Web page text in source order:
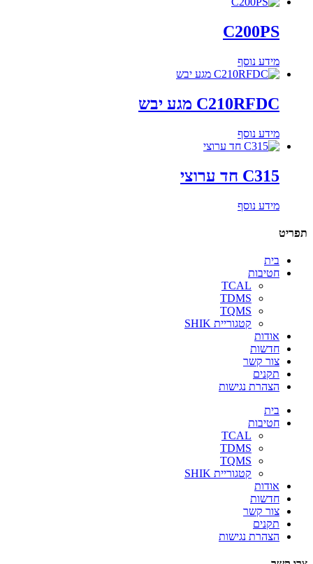
C200PS
מידע נוסף
C210RFDC מגע יבש
מידע נוסף
C315 חד ערוצי
מידע נוסף
תפריט
בית
חטיבות
TCAL
TDMS
TQMS
קטגוריית SHIK
אודות
חדשות
צור קשר
תקנים
הצהרת נגישות
בית
חטיבות
TCAL
TDMS
TQMS
קטגוריית SHIK
אודות
חדשות
צור קשר
תקנים
הצהרת נגישות